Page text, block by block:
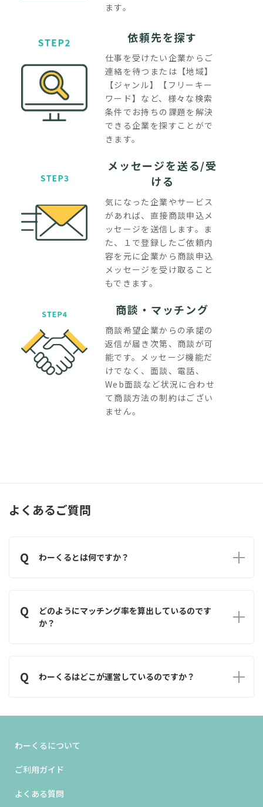
ます。
依頼先を探す
仕事を受けたい企業からご
連絡を待つまたは【地域】
【ジャンル】【フリーキー
ワード】など、様々な検索
条件でお持ちの課題を解決
できる企業を探すことがで
きます。
メッセージを送る/受
ける
気になった企業やサービス
があれば、直接商談申込メ
ッセージを送信します。ま
た、１で登録したご依頼内
容を元に企業から商談申込
メッセージを受け取ること
もできます。
商談・マッチング
商談希望企業からの承諾の
返信が届き次第、商談が可
能です。メッセージ機能だ
けでなく、面談、電話、
Web面談など状況に合わせ
て商談方法の制約はござい
ません。
よくあるご質問
Q わーくるとは何ですか？
双方の希望条件を基にマッチング率を算出することでご自身に合
った相手を見つけることをサポートします。
Q
どのようにマッチング率を算出しているのです
か？
変えたりすることはありません。
Q わーくるはどこが運営しているのですか？
わーくるについて
ご利用ガイド
よくある質問